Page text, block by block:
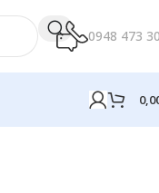
0948 473